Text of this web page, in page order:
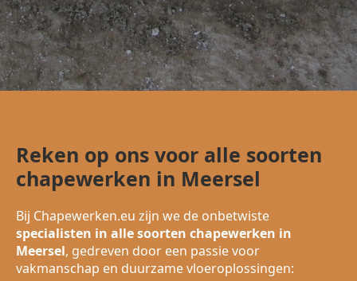
Reken op ons voor alle soorten
chapewerken in Meersel
Bij Chapewerken.eu zijn we de onbetwiste
specialisten in alle soorten chapewerken in
Meersel, gedreven door een passie voor
vakmanschap en duurzame vloeroplossingen: